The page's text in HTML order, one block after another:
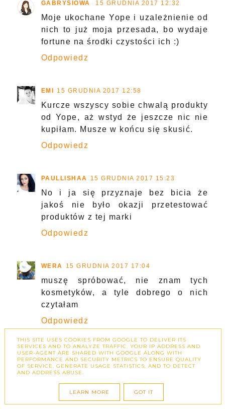
GABRYSIOWA 15 GRUDNIA 2017 12:32
Moje ukochane Yope i uzależnienie od
nich to już moja przesada, bo wydaje
fortune na środki czystości ich :)
Odpowiedz
EMI 15 GRUDNIA 2017 12:58
Kurcze wszyscy sobie chwalą produkty
od Yope, aż wstyd że jeszcze nic nie
kupiłam. Musze w końcu się skusić.
Odpowiedz
PAULLISHAA 15 GRUDNIA 2017 15:23
No i ja się przyznaje bez bicia że
jakoś nie było okazji przetestować
produktów z tej marki
Odpowiedz
WERA 15 GRUDNIA 2017 17:04
muszę spróbować, nie znam tych
kosmetyków, a tyle dobrego o nich
czytałam
Odpowiedz
KLAUDIA ANNA 15 GRUDNIA 2017 20:23
Nie słyszałam nigdy o nim, kusisz
Odpowiedz
THIS SITE USES COOKIES FROM GOOGLE TO DELIVER ITS
SERVICES AND TO ANALYZE TRAFFIC. YOUR IP ADDRESS AND
USER-AGENT ARE SHARED WITH GOOGLE ALONG WITH
PERFORMANCE AND SECURITY METRICS TO ENSURE QUALITY
OF SERVICE, GENERATE USAGE STATISTICS, AND TO DETECT
AND ADDRESS ABUSE.
LEARN MORE GOT IT